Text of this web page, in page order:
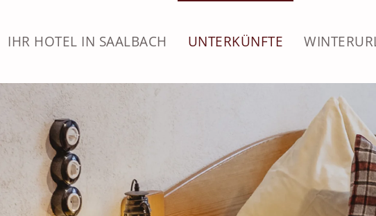
Skip
content
IHR HOTEL IN SAALBACH UNTERKÜNFTE